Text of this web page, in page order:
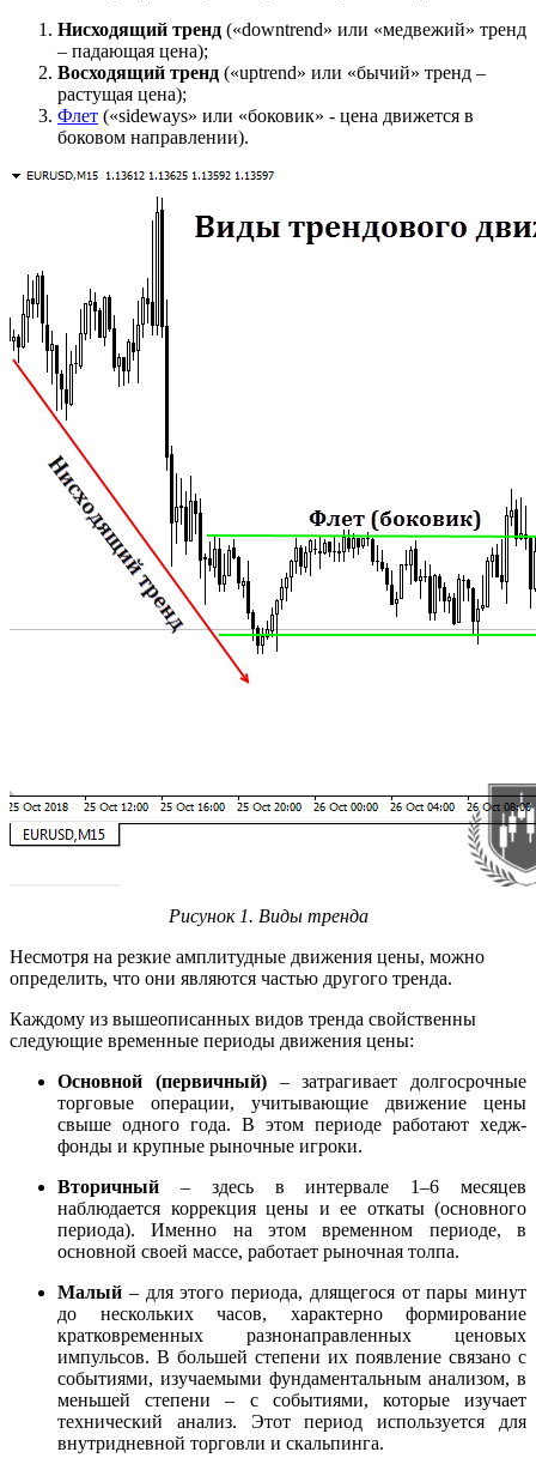
Нисходящий тренд («downtrend» или «медвежий» тренд
– падающая цена);
Восходящий тренд («uptrend» или «бычий» тренд –
растущая цена);
Флет («sideways» или «боковик» - цена движется в
боковом направлении).
Рисунок 1. Виды тренда
Несмотря на резкие амплитудные движения цены, можно
определить, что они являются частью другого тренда.
Каждому из вышеописанных видов тренда свойственны
следующие временные периоды движения цены:
Основной (первичный)– затрагивает долгосрочные
торговые операции, учитывающие движение цены
свыше одного года. В этом периоде работают хедж-
фонды и крупные рыночные игроки.
Вторичный – здесь в интервале 1–6 месяцев
наблюдается коррекция цены и ее откаты (основного
периода). Именно на этом временном периоде, в
основной своей массе, работает рыночная толпа.
Малый – для этого периода, длящегося от пары минут
до нескольких часов, характерно формирование
кратковременных разнонаправленных ценовых
импульсов. В большей степени их появление связано с
событиями, изучаемыми фундаментальным анализом, в
меньшей степени – с событиями, которые изучает
технический анализ. Этот период используется для
внутридневной торговли и скальпинга.